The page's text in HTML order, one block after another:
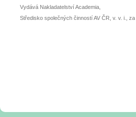
Vydává Nakladatelství Academia,
Středisko společných činností AV ČR, v. v. i.,